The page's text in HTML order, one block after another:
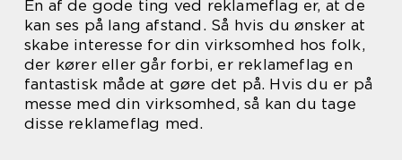
En af de gode ting ved reklameflag er, at de
kan ses på lang afstand. Så hvis du ønsker at
skabe interesse for din virksomhed hos folk,
der kører eller går forbi, er reklameflag en
fantastisk måde at gøre det på. Hvis du er på
messe med din virksomhed, så kan du tage
disse reklameflag med.